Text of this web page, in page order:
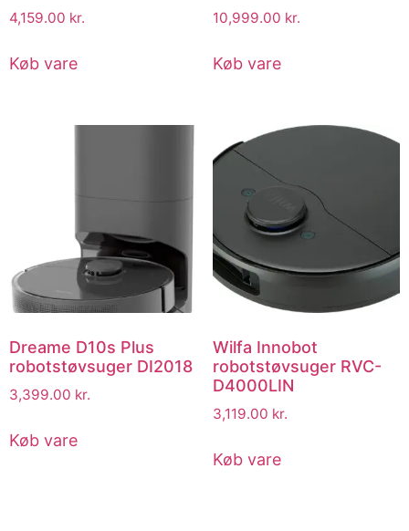
4,159.00 kr.
Køb vare
10,999.00 kr.
Køb vare
Dreame D10s Plus
robotstøvsuger DI2018
3,399.00 kr.
Køb vare
Wilfa Innobot
robotstøvsuger RVC-
D4000LIN
3,119.00 kr.
Køb vare